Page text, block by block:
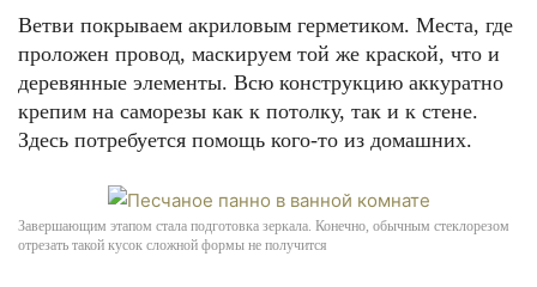
Ветви покрываем акриловым герметиком. Места, где
проложен провод, маскируем той же краской, что и
деревянные элементы. Всю конструкцию аккуратно
крепим на саморезы как к потолку, так и к стене.
Здесь потребуется помощь кого-то из домашних.
Завершающим этапом стала подготовка зеркала. Конечно, обычным стеклорезом
отрезать такой кусок сложной формы не получится